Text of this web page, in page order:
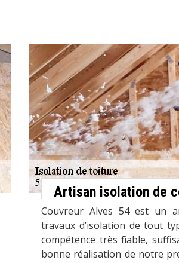
Artisan isolation de
Couvreur Alves 54 est un
travaux d’isolation de tout
compétence très fiable,
bonne réalisation de notre